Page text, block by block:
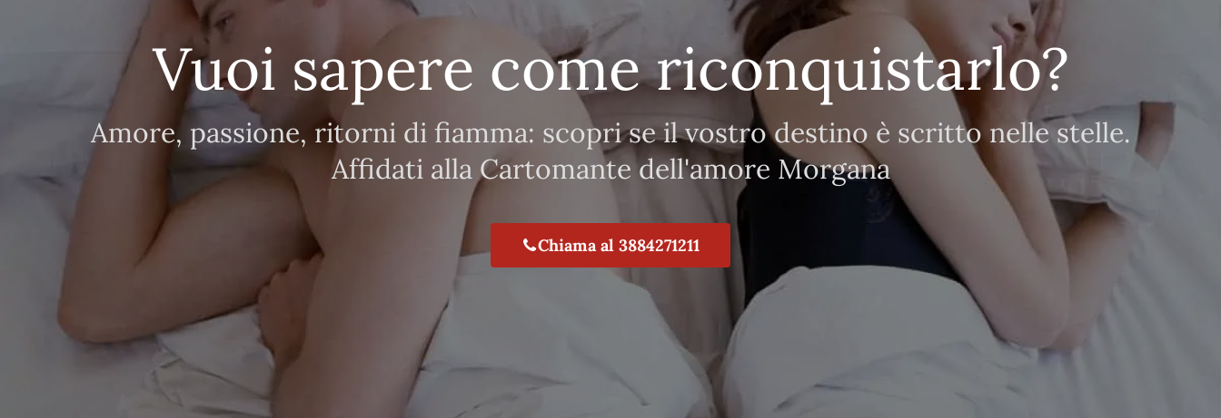
Vuoi sapere come riconquistarlo?
Amore, passione, ritorni di fiamma: scopri se il vostro destino è scritto nelle stelle.
Affidati alla Cartomante dell'amore Morgana
Chiama al 3884271211